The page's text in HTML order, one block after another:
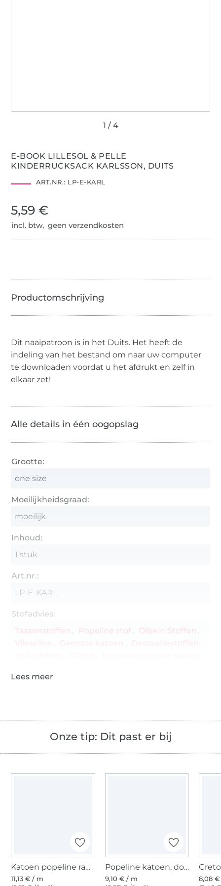
E-BOOK LILLESOL & PELLE
KINDERRUCKSACK KARLSSON, DUITS
ART.NR.: LP-E-KARL
5,59 €
incl. btw, geen verzendkosten
Dit naaipatroon is in het Duits. Het heeft de
indeling van het bestand om naar uw computer
te downloaden voordat u het afdrukt en zelf in
elkaar zet!
Alle details in één oogopslag
Grootte:
one size
Moeilijkheidsgraad:
moeilijk
Inhoud:
1 stuk
Art.nr.:
LP-E-KARL
Stofadvies:
Tassenstoffen
Popeline stof
Oilskin Stoffen
Onze tip: Dit past er bij
Katoen popeline ranken, fuchsia
11,13 € / m
Popeline katoen, donkerfuchsia
9,10 € / m
8,08